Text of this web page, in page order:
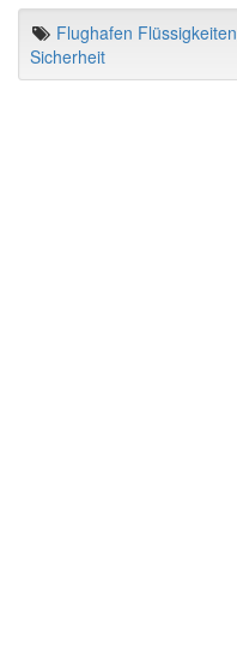
Flughafen Flüssigkeiten
Sicherheit